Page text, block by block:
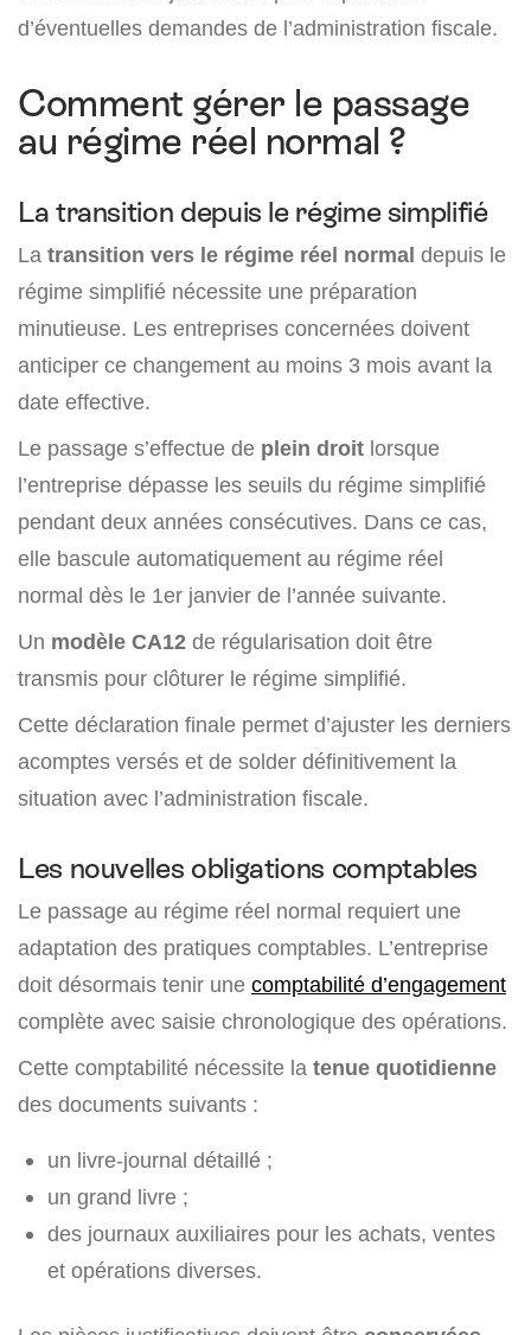
d’éventuelles demandes de l’administration fiscale.
Comment gérer le passage
au régime réel normal ?
La transition depuis le régime simplifié
La transition vers le régime réel normal depuis le
régime simplifié nécessite une préparation
minutieuse. Les entreprises concernées doivent
anticiper ce changement au moins 3 mois avant la
date effective.
Le passage s’effectue de plein droit lorsque
l’entreprise dépasse les seuils du régime simplifié
pendant deux années consécutives. Dans ce cas,
elle bascule automatiquement au régime réel
normal dès le 1er janvier de l’année suivante.
Un modèle CA12 de régularisation doit être
transmis pour clôturer le régime simplifié.
Cette déclaration finale permet d’ajuster les derniers
acomptes versés et de solder définitivement la
situation avec l’administration fiscale.
Les nouvelles obligations comptables
Le passage au régime réel normal requiert une
adaptation des pratiques comptables. L’entreprise
doit désormais tenir une comptabilité d’engagement
complète avec saisie chronologique des opérations.
Cette comptabilité nécessite la tenue quotidienne
des documents suivants :
un livre-journal détaillé ;
un grand livre ;
des journaux auxiliaires pour les achats, ventes
et opérations diverses.